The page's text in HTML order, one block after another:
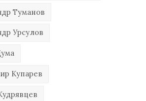
Туманов
Урсулов
Купарев